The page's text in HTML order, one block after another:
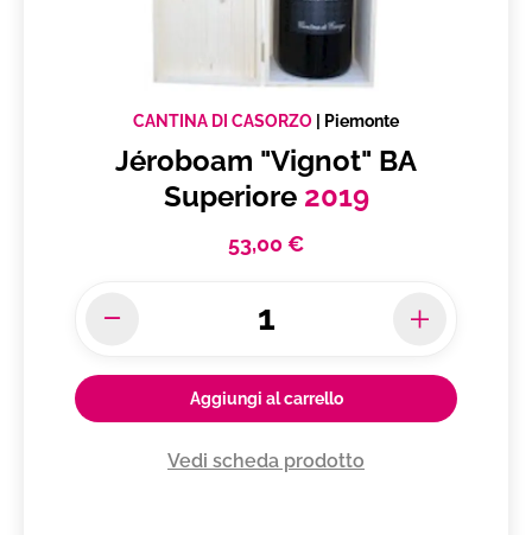
CANTINA DI CASORZO | Piemonte
Jéroboam "Vignot" BA
Superiore 2019
53,00 €
Aggiungi al carrello
Vedi scheda prodotto